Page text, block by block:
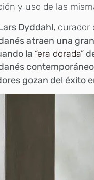
y uso de las
Dyddahl, curador
atraen una
la “era dorada”
gozan del éxito